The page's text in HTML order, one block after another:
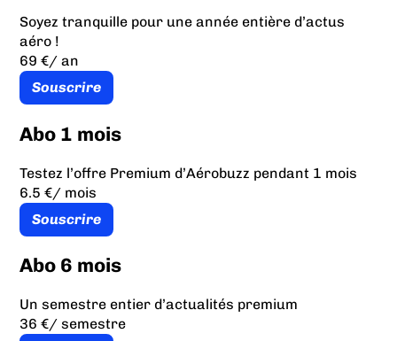
Soyez tranquille pour une année entière d’actus
aéro !
69 €/ an
Souscrire
Abo 1 mois
Testez l’offre Premium d’Aérobuzz pendant 1 mois
6.5 €/ mois
Souscrire
Abo 6 mois
Un semestre entier d’actualités premium
36 €/ semestre